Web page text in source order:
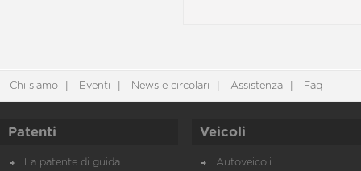
Chi siamo Eventi News e circolari Assistenza Faq
Patenti
La patente di guida
Veicoli
Autoveicoli